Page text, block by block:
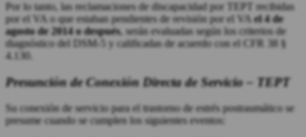
Por lo tanto, las reclamaciones de discapacidad por TEPT recibidas
por el VA o que estaban pendientes de revisión por el VAel 4 de
agosto de 2014 o después, serán evaluadas según los criterios de
diagnóstico del DSM-5 y calificadas de acuerdo con el CFR 38 §
4.130.
Presunción de Conexión Directa de Servicio – TEPT
Su conexión de servicio para el trastorno de estrés postraumático se
presume cuando se cumplen los siguientes eventos: